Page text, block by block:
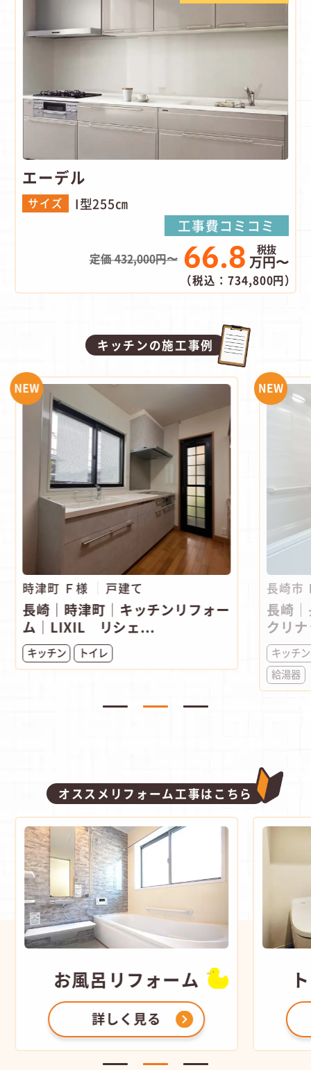
エーデル
サイズ I型255㎝
工事費コミコミ
定価 432,000円〜 66.8 万円〜
（税込：734,800円）
キッチンの施工事例
NEW
時津町 Ｆ様 戸建て
長崎｜時津町│キッチンリフォー
ム│LIXIL リシェ...
キッチン トイレ
NEW
長崎市
長崎
クリ
キッチン
給湯器
オススメリフォーム工事はこちら
お風呂 リフォーム
詳しく見る